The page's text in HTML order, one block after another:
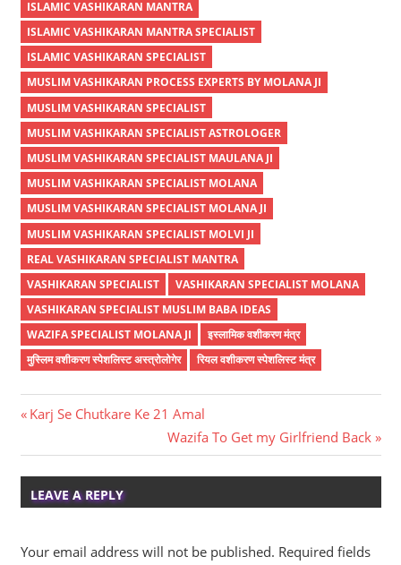
ISLAMIC VASHIKARAN MANTRA
ISLAMIC VASHIKARAN MANTRA SPECIALIST
ISLAMIC VASHIKARAN SPECIALIST
MUSLIM VASHIKARAN PROCESS EXPERTS BY MOLANA JI
MUSLIM VASHIKARAN SPECIALIST
MUSLIM VASHIKARAN SPECIALIST ASTROLOGER
MUSLIM VASHIKARAN SPECIALIST MAULANA JI
MUSLIM VASHIKARAN SPECIALIST MOLANA
MUSLIM VASHIKARAN SPECIALIST MOLANA JI
MUSLIM VASHIKARAN SPECIALIST MOLVI JI
REAL VASHIKARAN SPECIALIST MANTRA
VASHIKARAN SPECIALIST
VASHIKARAN SPECIALIST MOLANA
VASHIKARAN SPECIALIST MUSLIM BABA IDEAS
WAZIFA SPECIALIST MOLANA JI
इस्लामिक वशीकरण मंत्र
मुस्लिम वशीकरण स्पेशलिस्ट अस्त्रोलोगेर
रियल वशीकरण स्पेशलिस्ट मंत्र
Post
navigation
Previous
Karj Se Chutkare Ke 21 Amal
Next
Post:
Wazifa To Get my Girlfriend Back
LEAVE A REPLY
Your email address will not be published. Required fields